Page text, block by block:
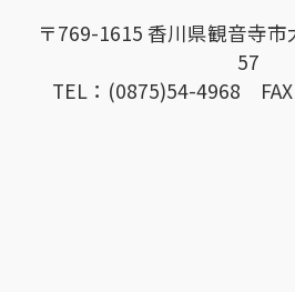
〒769-1615 香川県観音寺
57
TEL：(0875)54-4968